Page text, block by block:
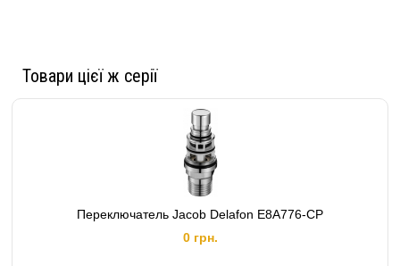
Товари цієї ж серії
Переключатель Jacob Delafon E8A776-CP
0 грн.